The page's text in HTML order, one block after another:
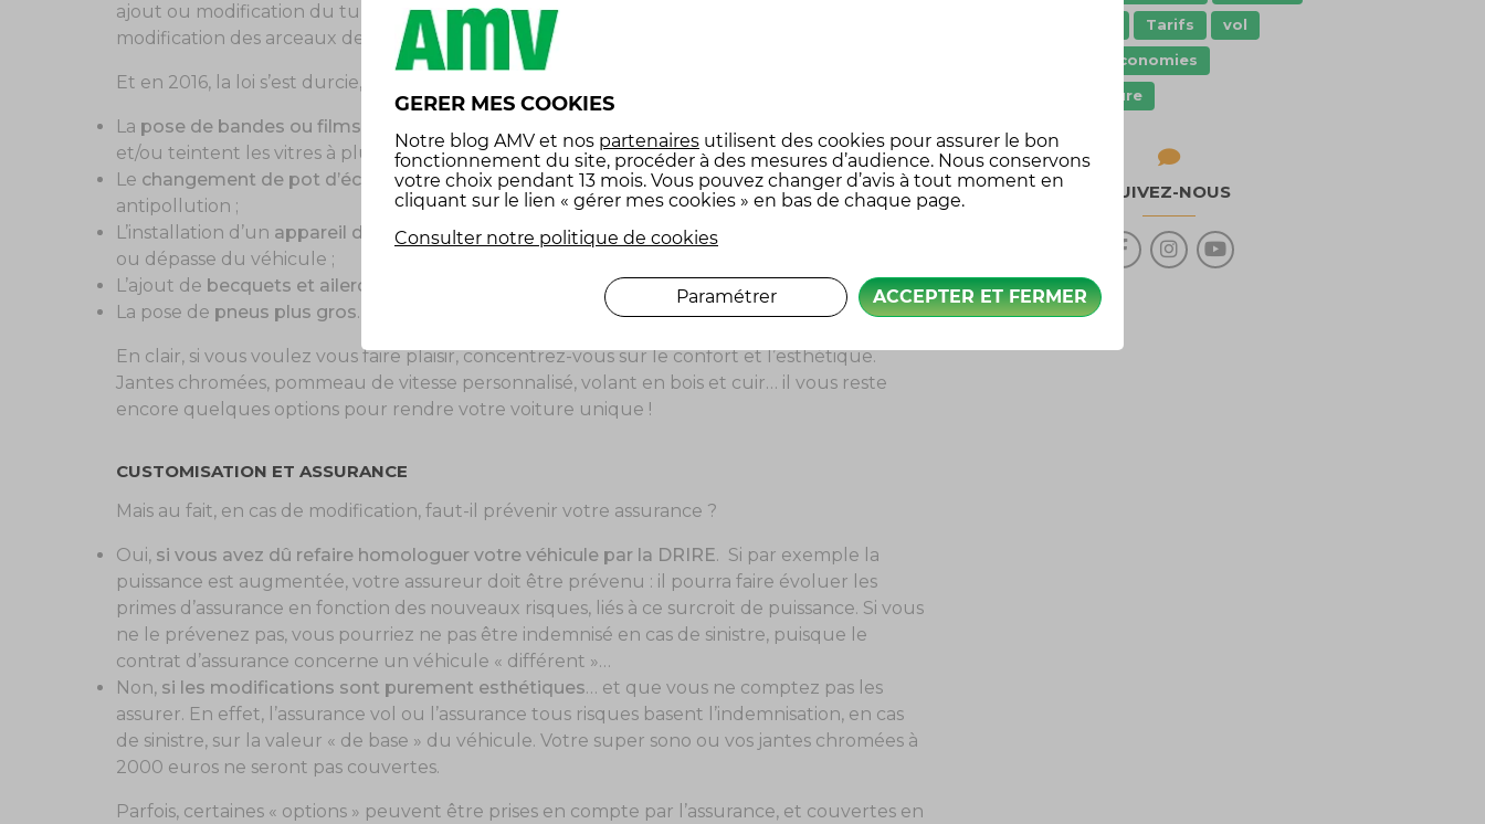
ajout ou modification du turbocompresseur, modification du nombre de sièges,
modification des arceaux de sécurité…
Et en 2016, la loi s’est durcie, interdisant d’autres modifications, telles que :
La pose de bandes ou films adhésifs sur les vitres et parebrises
et/ou teintent les vitres à plus de 30% ;
Le changement de pot d’échappement, pour un modèle ne respectant pas les normes
antipollution ;
L’installation d’un appareil de sonorisationqui accroit significativement le poids du véhicule,
ou dépasse du véhicule ;
L’ajout de becquets et ailerons
La pose de pneus plus gros…
En clair, si vous voulez vous faire plaisir, concentrez-vous sur le confort et l’esthétique.
Jantes chromées, pommeau de vitesse personnalisé, volant en bois et cuir… il vous reste
encore quelques options pour rendre votre voiture unique !
CUSTOMISATION ET ASSURANCE
Mais au fait, en cas de modification, faut-il prévenir votre assurance ?
Oui, si vous avez dû refaire homologuer votre véhicule par la DRIRE. Si par exemple la
puissance est augmentée, votre assureur doit être prévenu : il pourra faire évoluer les
primes d’assurance en fonction des nouveaux risques, liés à ce surcroit de puissance. Si vous
ne le prévenez pas, vous pourriez ne pas être indemnisé en cas de sinistre, puisque le
contrat d’assurance concerne un véhicule « différent »…
Non, si les modifications sont purement esthétiques… et que vous ne comptez pas les
assurer. En effet, l’assurance vol ou l’assurance tous risques basent l’indemnisation, en cas
de sinistre, sur la valeur « de base » du véhicule. Votre super sono ou vos jantes chromées à
2000 euros ne seront pas couvertes.
Parfois, certaines « options » peuvent être prises en compte par l’assurance, et couvertes en
Tarifs
vol
économies
équipement voiture
SUIVEZ-NOUS
GERER MES COOKIES
Notre blog AMV et nos partenaires utilisent des cookies pour assurer le bon
fonctionnement du site, procéder à des mesures d’audience. Nous conservons
votre choix pendant 13 mois. Vous pouvez changer d’avis à tout moment en
cliquant sur le lien « gérer mes cookies » en bas de chaque page.
Consulter notre politique de cookies
ACCEPTER ET FERMER
Paramétrer